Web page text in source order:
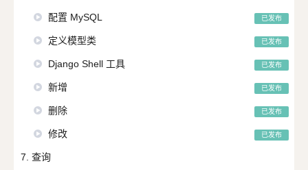
配置 MySQL 已发布
定义模型类 已发布
Django Shell 工具 已发布
新增 已发布
删除 已发布
修改 已发布
7. 查询